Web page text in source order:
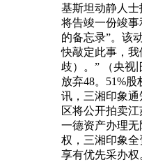
基斯坦动静人士
将告竣一份竣
的备忘录”。该
快敲定此事，
歧）。” （央视
放弃48。51%
讯，三湘印象
区将公开拍卖
一德资产办理无
权，三湘印象
享有优先采办权